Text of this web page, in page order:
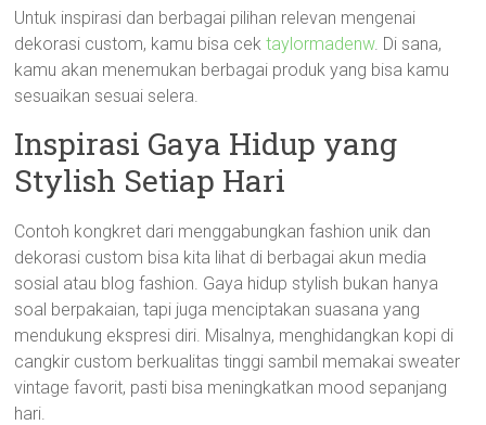
Untuk inspirasi dan berbagai pilihan relevan mengenai
dekorasi custom, kamu bisa cektaylormadenw. Di sana,
kamu akan menemukan berbagai produk yang bisa kamu
sesuaikan sesuai selera.
Inspirasi Gaya Hidup yang
Stylish Setiap Hari
Contoh kongkret dari menggabungkan fashion unik dan
dekorasi custom bisa kita lihat di berbagai akun media
sosial atau blog fashion. Gaya hidup stylish bukan hanya
soal berpakaian, tapi juga menciptakan suasana yang
mendukung ekspresi diri. Misalnya, menghidangkan kopi di
cangkir custom berkualitas tinggi sambil memakai sweater
vintage favorit, pasti bisa meningkatkan mood sepanjang
hari.